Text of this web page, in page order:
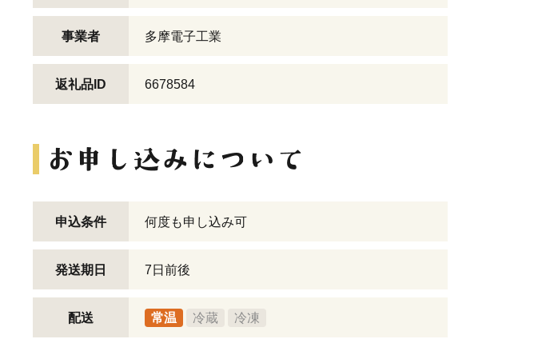
事業者 多摩電子工業
返礼品ID 6678584
申込条件 何度も申し込み可
発送期日 7日前後
配送 常温 冷蔵 冷凍